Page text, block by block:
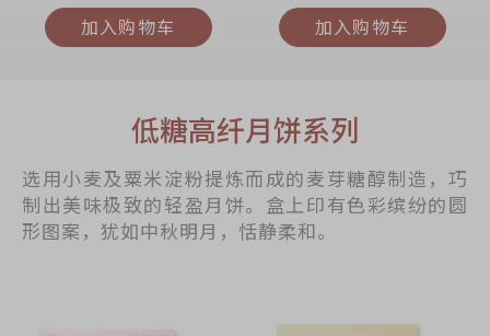
加入购物车 加入购物车
低糖高纤月饼系列
选用小麦及粟米淀粉提炼而成的麦芽糖醇制造，巧
制出美味极致的轻盈月饼。盒上印有色彩缤纷的圆
形图案，犹如中秋明月，恬静柔和。